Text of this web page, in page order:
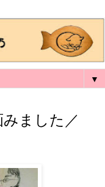
▼
みました／